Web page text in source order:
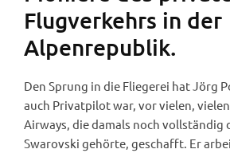
Flugverkehrs in der
Alpenrepublik.
Den Sprung in die Fliegerei hat Jörg
auch Privatpilot war, vor vielen,
Airways, die damals noch vollständig
Swarovski gehörte, geschafft. Er